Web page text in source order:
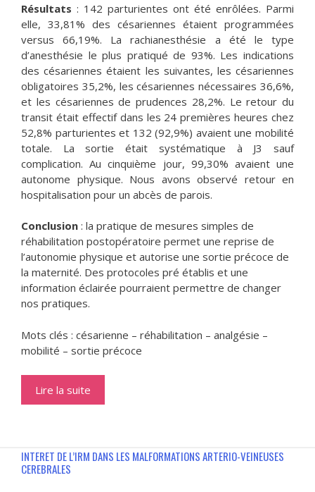
Résultats : 142 parturientes ont été enrôlées. Parmi
elle, 33,81% des césariennes étaient programmées
versus 66,19%. La rachianesthésie a été le type
d’anesthésie le plus pratiqué de 93%. Les indications
des césariennes étaient les suivantes, les césariennes
obligatoires 35,2%, les césariennes nécessaires 36,6%,
et les césariennes de prudences 28,2%. Le retour du
transit était effectif dans les 24 premières heures chez
52,8% parturientes et 132 (92,9%) avaient une mobilité
totale. La sortie était systématique à J3 sauf
complication. Au cinquième jour, 99,30% avaient une
autonome physique. Nous avons observé retour en
hospitalisation pour un abcès de parois.
Conclusion : la pratique de mesures simples de
réhabilitation postopératoire permet une reprise de
l’autonomie physique et autorise une sortie précoce de
la maternité. Des protocoles pré établis et une
information éclairée pourraient permettre de changer
nos pratiques.
Mots clés : césarienne – réhabilitation – analgésie –
mobilité – sortie précoce
Lire la suite
INTERET DE L’IRM DANS LES MALFORMATIONS ARTERIO-VEINEUSES
CEREBRALES